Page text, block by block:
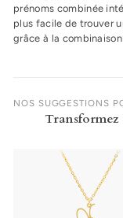
prénoms combinée
plus facile de trouver
grâce à la
NOS SUGGESTIONS
Transformez